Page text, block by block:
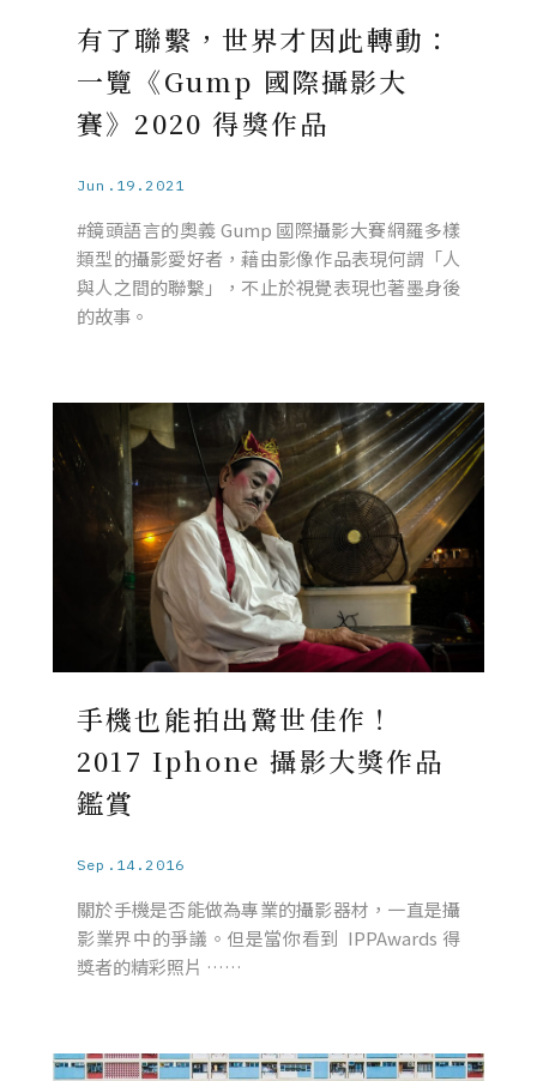
有了聯繫，世界才因此轉動：
一覽《Gump 國際攝影大
賽》2020 得獎作品
Jun.19.2021
#鏡頭語言的奧義 Gump 國際攝影大賽網羅多樣
類型的攝影愛好者，藉由影像作品表現何謂「人
與人之間的聯繫」，不止於視覺表現也著墨身後
的故事。
手機也能拍出驚世佳作！
2017 Iphone 攝影大獎作品
鑑賞
Sep.14.2016
關於手機是否能做為專業的攝影器材，一直是攝
影業界中的爭議。但是當你看到 IPPAwards 得
獎者的精彩照片 ……